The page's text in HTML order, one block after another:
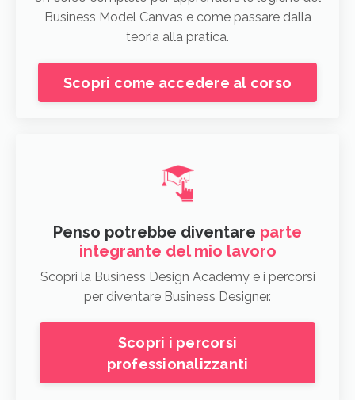
Business Model Canvas e come passare dalla
teoria alla pratica.
Scopri come accedere al corso
Penso potrebbe diventare parte
integrante del mio lavoro
Scopri la Business Design Academy e i percorsi
per diventare Business Designer.
Scopri i percorsi
professionalizzanti